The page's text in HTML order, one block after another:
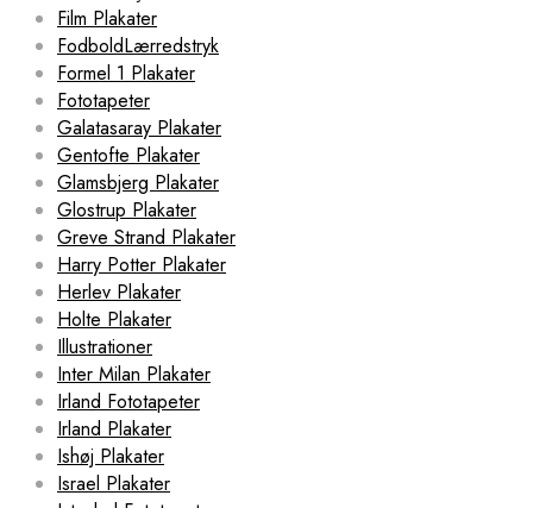
Film Plakater
FodboldLærredstryk
Formel 1 Plakater
Fototapeter
Galatasaray Plakater
Gentofte Plakater
Glamsbjerg Plakater
Glostrup Plakater
Greve Strand Plakater
Harry Potter Plakater
Herlev Plakater
Holte Plakater
Illustrationer
Inter Milan Plakater
Irland Fototapeter
Irland Plakater
Ishøj Plakater
Israel Plakater